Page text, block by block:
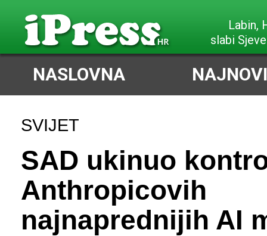
Labin,
slabi
NASLOVNA
SVIJET
SAD ukinuo
Anthropicovih
najnaprednijih AI